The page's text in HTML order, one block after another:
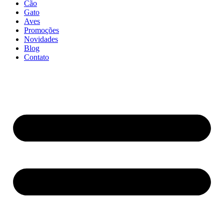
Cão
Gato
Aves
Promoções
Novidades
Blog
Contato